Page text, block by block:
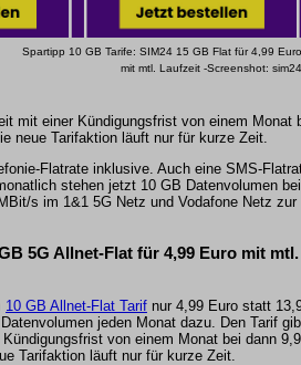
Spartipp 10 GB Tarife: SIM24 15 GB Flat für 4,99 Euro
mit mtl. Laufzeit -Screenshot: sim24
mit einer Kündigungsfrist von einem Monat
neue Tarifaktion läuft nur für kurze Zeit.
Flatrate inklusive. Auch eine SMS-
stehen jetzt 10 GB Datenvolumen bei
s im 1&1 5G Netz und Vodafone Netz zur
5G Allnet-Flat für 4,99 Euro mit mtl.
10 GB Allnet-Flat Tarif nur 4,99 Euro statt
jeden Monat dazu. Den Tarif
von einem Monat bei dann
Tarifaktion läuft nur für kurze Zeit.